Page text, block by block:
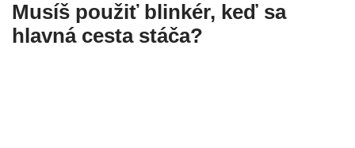
Musíš použiť blinkér, keď sa
hlavná cesta stáča?